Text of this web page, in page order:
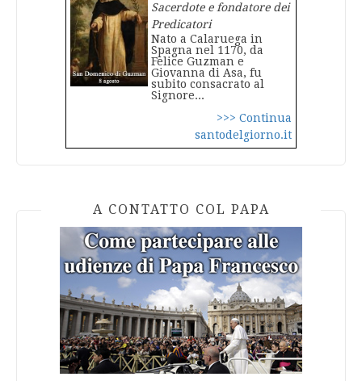
Sacerdote e fondatore dei
Predicatori
Nato a Calaruega in
Spagna nel 1170, da
Felice Guzman e
Giovanna di Asa, fu
subito consacrato al
Signore...
>>> Continua
santodelgiorno.it
A CONTATTO COL PAPA